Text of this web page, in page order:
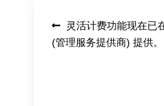
Post
navigation
灵活计费功能现在已
(管理服务提供商) 提供。